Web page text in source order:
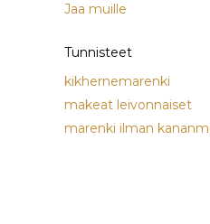
Jaa muille
Tunnisteet
kikhernemarenki
makeat leivonnaiset
marenki ilman